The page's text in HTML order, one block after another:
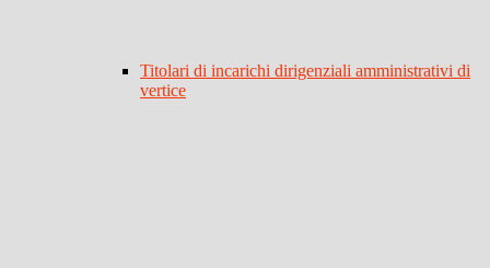
Titolari di incarichi dirigenziali amministrativi di
vertice